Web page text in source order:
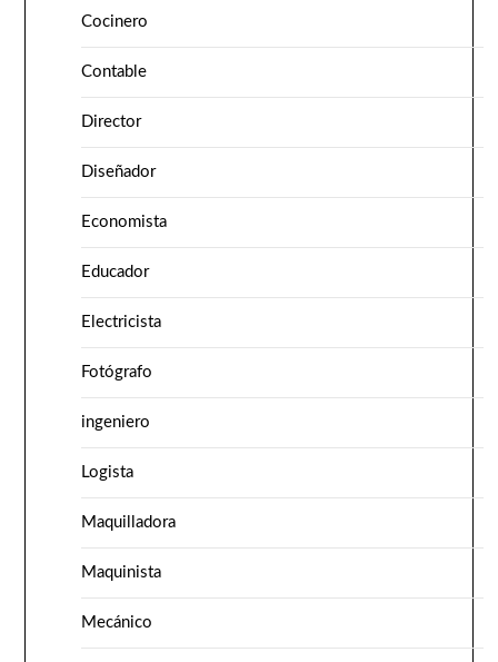
Cocinero
Contable
Director
Diseñador
Economista
Educador
Electricista
Fotógrafo
ingeniero
Logista
Maquilladora
Maquinista
Mecánico